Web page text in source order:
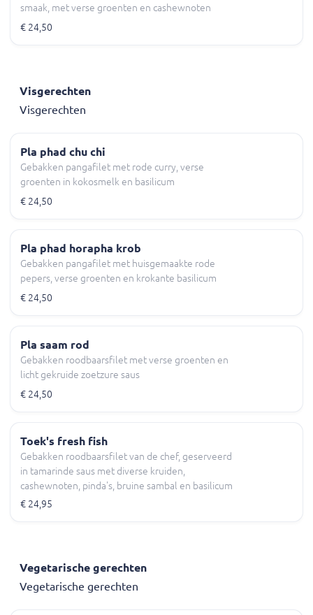
smaak, met verse groenten en cashewnoten
€ 24,50
Visgerechten
Visgerechten
Pla phad chu chi
Gebakken pangafilet met rode curry, verse
groenten in kokosmelk en basilicum
€ 24,50
Pla phad horapha krob
Gebakken pangafilet met huisgemaakte rode
pepers, verse groenten en krokante basilicum
€ 24,50
Pla saam rod
Gebakken roodbaarsfilet met verse groenten en
licht gekruide zoetzure saus
€ 24,50
Toek's fresh fish
Gebakken roodbaarsfilet van de chef, geserveerd
in tamarinde saus met diverse kruiden,
cashewnoten, pinda's, bruine sambal en basilicum
€ 24,95
Vegetarische gerechten
Vegetarische gerechten